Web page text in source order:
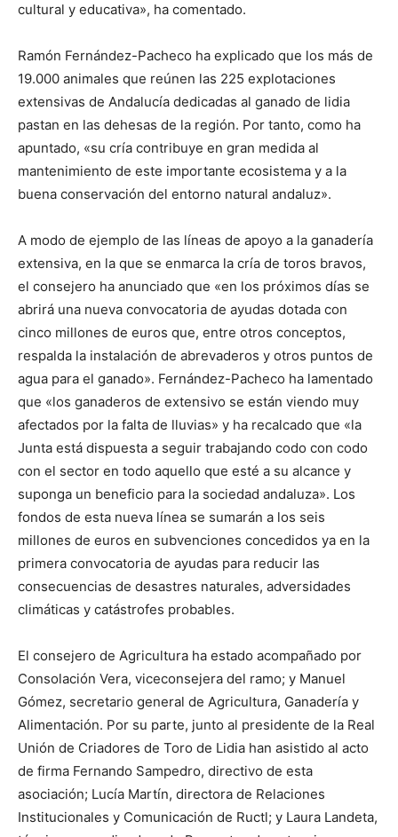
cultural y educativa», ha comentado.
Ramón Fernández-Pacheco ha explicado que los más de
19.000 animales que reúnen las 225 explotaciones
extensivas de Andalucía dedicadas al ganado de lidia
pastan en las dehesas de la región. Por tanto, como ha
apuntado, «su cría contribuye en gran medida al
mantenimiento de este importante ecosistema y a la
buena conservación del entorno natural andaluz».
A modo de ejemplo de las líneas de apoyo a la ganadería
extensiva, en la que se enmarca la cría de toros bravos,
el consejero ha anunciado que «en los próximos días se
abrirá una nueva convocatoria de ayudas dotada con
cinco millones de euros que, entre otros conceptos,
respalda la instalación de abrevaderos y otros puntos de
agua para el ganado». Fernández-Pacheco ha lamentado
que «los ganaderos de extensivo se están viendo muy
afectados por la falta de lluvias» y ha recalcado que «la
Junta está dispuesta a seguir trabajando codo con codo
con el sector en todo aquello que esté a su alcance y
suponga un beneficio para la sociedad andaluza». Los
fondos de esta nueva línea se sumarán a los seis
millones de euros en subvenciones concedidos ya en la
primera convocatoria de ayudas para reducir las
consecuencias de desastres naturales, adversidades
climáticas y catástrofes probables.
El consejero de Agricultura ha estado acompañado por
Consolación Vera, viceconsejera del ramo; y Manuel
Gómez, secretario general de Agricultura, Ganadería y
Alimentación. Por su parte, junto al presidente de la Real
Unión de Criadores de Toro de Lidia han asistido al acto
de firma Fernando Sampedro, directivo de esta
asociación; Lucía Martín, directora de Relaciones
Institucionales y Comunicación de Ructl; y Laura Landeta,